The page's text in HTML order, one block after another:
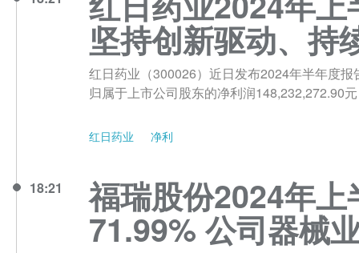
坚持创新驱动、持
红日药业（300026）近日发布2024年半年度
归属于上市公司股东的净利润148,232,272.90
红日药业 净利
18:21 福瑞股份2024年
71.99% 公司器械